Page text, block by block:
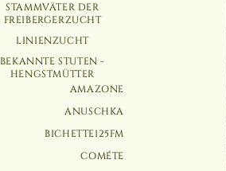
STAMMVÄTER DER
FREIBERGERZUCHT
LINIENZUCHT
BEKANNTE STUTEN -
HENGSTMÜTTER
AMAZONE
ANUSCHKA
BICHETTE125FM
COMÉTE